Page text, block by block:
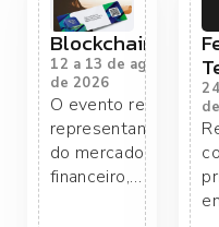
Blockchain.RIO
12 a 13 de agosto
de 2026
O evento reúne
representantes
do mercado
financeiro,
reguladores,